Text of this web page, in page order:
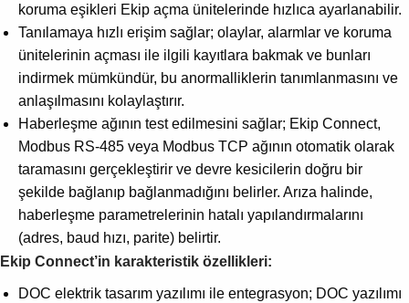
koruma eşikleri Ekip açma ünitelerinde hızlıca ayarlanabilir.
Tanılamaya hızlı erişim sağlar; olaylar, alarmlar ve koruma
ünitelerinin açması ile ilgili kayıtlara bakmak ve bunları
indirmek mümkündür, bu anormalliklerin tanımlanmasını ve
anlaşılmasını kolaylaştırır.
Haberleşme ağının test edilmesini sağlar; Ekip Connect,
Modbus RS-485 veya Modbus TCP ağının otomatik olarak
taramasını gerçekleştirir ve devre kesicilerin doğru bir
şekilde bağlanıp bağlanmadığını belirler. Arıza halinde,
haberleşme parametrelerinin hatalı yapılandırmalarını
(adres, baud hızı, parite) belirtir.
Ekip Connect’in karakteristik özellikleri:
DOC elektrik tasarım yazılımı ile entegrasyon; DOC yazılımı